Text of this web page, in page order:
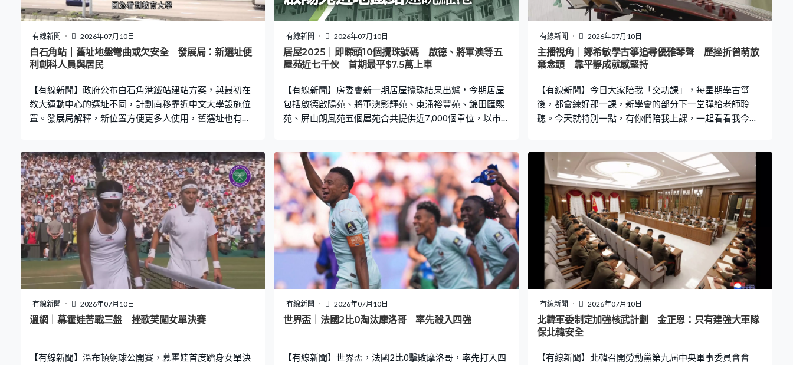
有線新聞 2026年07月10日
白石角站｜舊址地盤彎曲或欠安全 發展局：新選址便
利創科人員與居民
【有線新聞】政府公布白石角港鐵站建站方案，與最初在
教大運動中心的選址不同，計劃南移靠近中文大學設施位
置。發展局解釋，新位置方便更多人使用，舊選址也有難
員，亦都可以服務到現在住宅地帶，甚至我們以後住宅發
展一些新的居民，這是第一，我們覺得在這個位置建站效
益是最大的。另一個考慮是技術原因，路政署同事也和港
鐵談過，因為看到教育大學，現在運動場的地盤比較彎
曲，換言之，如果真的在那處建站，列車和月台的距離部
分會比較闊，對乘客未必方便，甚至不太安全。」
有線新聞 2026年07月10日
居屋2025｜即睇頭10個攪珠號碼 啟德、將軍澳等五
屋苑近七千伙 首期最平$7.5萬上車
【有線新聞】房委會新一期居屋攪珠結果出爐，今期居屋
包括啟德啟陽苑、將軍澳影輝苑、東涌裕豐苑、錦田匯熙
苑、屏山朗風苑五個屋苑合共提供近7,000個單位，以市價
2025｜攪珠結果 居屋2025｜項目資料 居屋2025｜申請日
期、方法 居屋2025｜申請資格 居屋2025｜入息限額及資
產限額 居屋2025｜申請費用 居屋2025｜付款方式 居屋
2025｜新措施 居屋2025｜申請注意事項 居屋2025｜揀樓
次序 居屋2025｜配額分配 居屋2025｜ 啟德、將軍澳等五
屋苑逾8千伙 首期最平$7.5萬上車 居屋2025｜攪珠結果
攪珠結果出爐，頭10個號碼分別是06、28、63、29、
81、16、22、60、18、89。房委會按揀樓次序個別通知
申請者，要求他們在七個工作天內遞交入息及資產申報
表，然後再約見並進行資產審查。約見當日須帶備相關證
明文件，通過審查後就進入揀樓程序。 居屋2025｜項目資
料 屋苑名稱 單位數目 單位面積 單位售價 平均呎價 預計關
有線新聞 2026年07月10日
主播視角｜鄭希敏學古箏追尋優雅琴聲 歷挫折曾萌放
棄念頭 靠平靜成就感堅持
【有線新聞】今日大家陪我「交功課」，每星期學古箏
後，都會練好那一課，新學會的部分下一堂彈給老師聆
聽。今天就特別一點，有你們陪我上課，一起看看我今次
奏，右手主要負責彈撥，左手負責按弦。 記得小時候，看
見有人表演古箏，覺得琴聲優雅動聽，就這樣踏上古箏的
學習之路。作為業餘學生，沒有固定的練琴時間，但最重
要是每次彈奏時，都感到舒服自在。當然學習過程並非一
帆風順，例如剛才演奏的選段，就講述碼頭工人與颱風搏
鬥，但看我表情就知道有進步空間，不如聽聽老師認為欠
缺甚麼。 古箏老師鄭建盈：「先來到這裡。你『掃搖』的
時候，你可以留意，因為這個部份是說明打風的狀態，可
以不規則一點、大小聲，走位右手可以與平時不同，你可
以利用左右位置，你可以做大小聲的效果。」鄭希敏：
「是否即是畫面感？我平時（手臂）屈曲的位置不夠，在
高音的位置就容易卡住。」鄭建盈： 「去到高音部分的時
候，手肘要保持角度去提升。如果收進來，聲線會卡住；
時侯，咀嚼及消化樂曲的背景、起承轉合，會有助表
有線新聞 2026年07月10日
溫網｜慕霍娃苦戰三盤 挫歌芙闖女單決賽
【有線新聞】溫布頓網球公開賽，慕霍娃首度躋身女單決
有線新聞 2026年07月10日
世界盃｜法國2比0淘汰摩洛哥 率先殺入四強
【有線新聞】世界盃，法國2比0擊敗摩洛哥，率先打入四
有線新聞 2026年07月10日
北韓軍委制定加強核武計劃 金正恩：只有建強大軍隊
保北韓安全
【有線新聞】北韓召開勞動黨第九屆中央軍事委員會會